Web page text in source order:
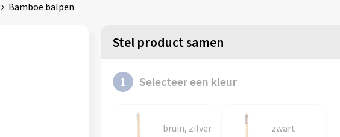
Bamboe balpen
Stel product samen
1 Selecteer een kleur
bruin, zilver zwart